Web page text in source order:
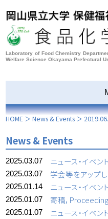
Laboratory of Food Chemistry
Welfare Science Okayama Prefectural
HOME ＞News & Events ＞
News & Events
2025.03.07 ニュース・イベン
2025.03.07 学会等をアップし
2025.01.14 ニュース・イベン
2025.01.07 寄稿，
2025.01.07 ニュース・イベン